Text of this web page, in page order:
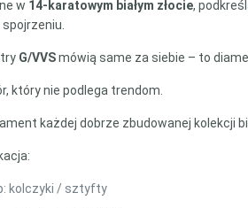
w 14-karatowym białym złocie,
G/VVSmówią same za siebie – to
który nie podlega trendom.
każdej dobrze zbudowanej kolekcji
kolczyki / sztyfty